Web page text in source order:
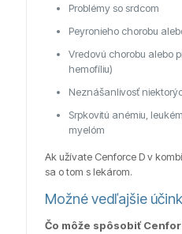
Problémy so srdcom
Peyronieho chorobu
Vredovú chorobu alebo
hemofíliu)
Neznášanlivosť
Srpkovitú anémiu,
myelóm
Ak užívate Cenforce D v
sa o tom s lekárom.
Možné vedľajšie
Čo môže spôsobiť